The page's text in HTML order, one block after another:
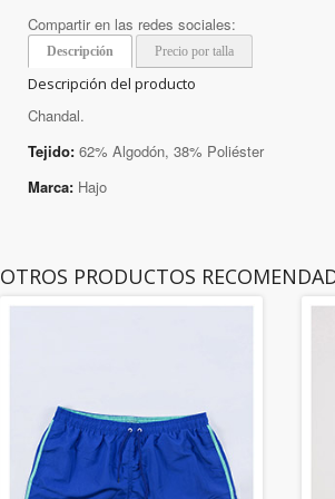
Compartir en las redes sociales:
Descripción Precio por talla
Descripción del producto
Chandal.
Tejido: 62% Algodón, 38% Poliéster
Marca: Hajo
OTROS PRODUCTOS